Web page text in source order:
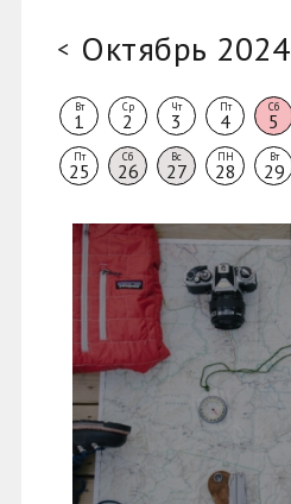
< Октябрь 2024
Вт
1
Ср
2
Чт
3
Пт
4
Сб
5
Пт
25
Сб
26
Вс
27
ПН
28
Вт
29